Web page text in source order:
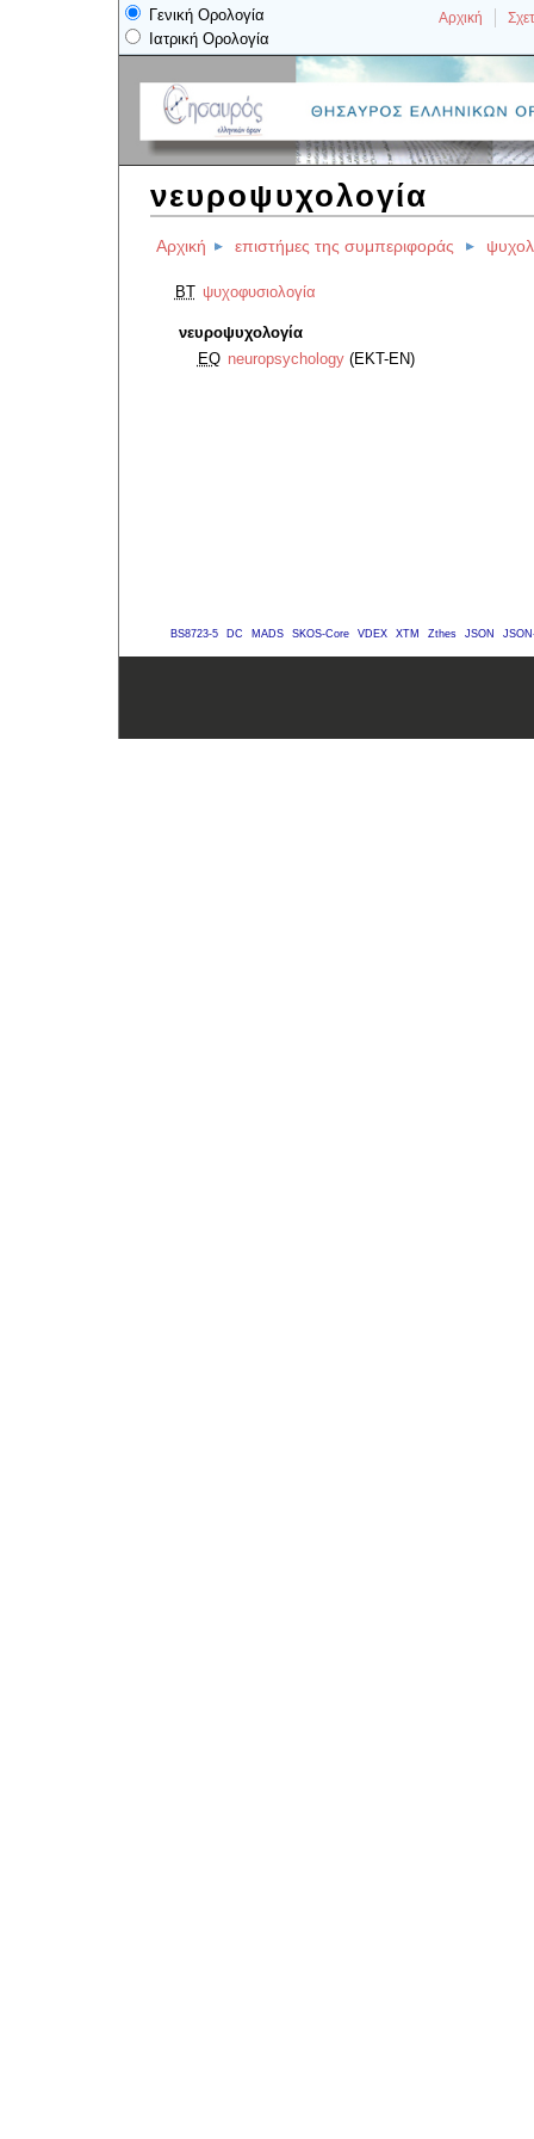
Γενική Ορολογία
Ιατρική Ορολογία
Αρχική
νευροψυχολογία
Αρχική επιστήμες της συμπεριφοράς
BT ψυχοφυσιολογία
νευροψυχολογία
EQ neuropsychology(EKT-EN)
BS8723-5 DC MADS SKOS-Core VDEX XTM Zthes JSON